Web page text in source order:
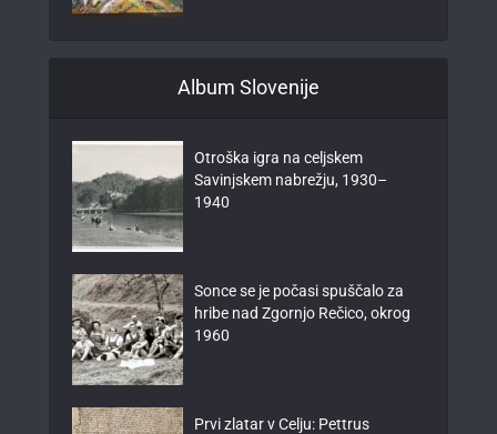
Album Slovenije
Otroška igra na celjskem
Savinjskem nabrežju, 1930–
1940
Sonce se je počasi spuščalo za
hribe nad Zgornjo Rečico, okrog
1960
Prvi zlatar v Celju: Pettrus